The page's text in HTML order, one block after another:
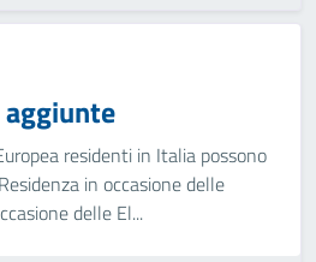
residenti in Italia possono
in occasione delle
delle El...